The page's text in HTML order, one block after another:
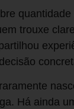
trouxe
Há ainda